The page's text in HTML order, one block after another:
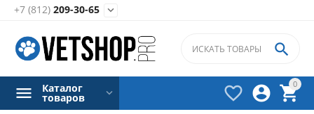
+7 (812) 209-30-65 
0




Каталог
товаров